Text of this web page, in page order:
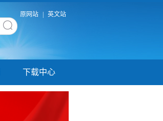
原网站 英文站
下载中心